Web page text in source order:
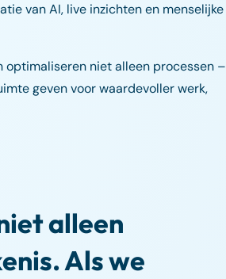
van AI, live inzichten en menselijke
optimaliseren niet alleen processen –
geven voor waardevoller werk,
alleen
Als we